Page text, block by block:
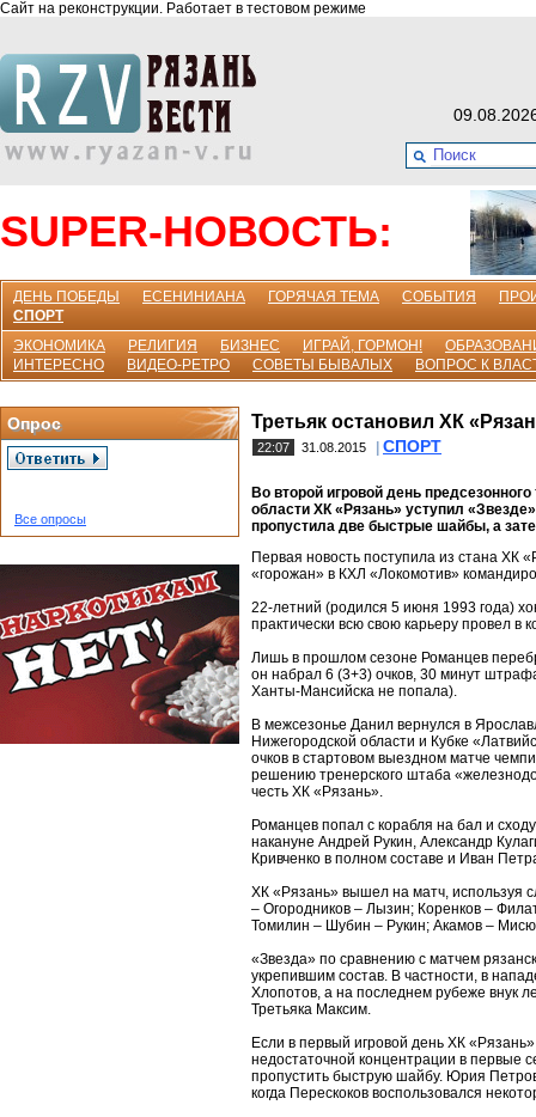
Сайт на реконструкции. Работает в тестовом режиме
SUPER-НОВОСТЬ:
ДЕНЬ ПОБЕДЫ ЕСЕНИНИАНА ГОРЯЧАЯ ТЕМА СОБЫТИЯ
СПОРТ
ЭКОНОМИКА
РЕЛИГИЯ БИЗНЕС ИГРАЙ, ГОРМОН!
ИНТЕРЕСНО
ВИДЕО-РЕТРО СОВЕТЫ БЫВАЛЫХ ВОПРОС К
Опрос
Все опросы
Третьяк остановил ХК
22:07 31.08.2015 СПОРТ
Во второй игровой день
области ХК «Рязань» уступил
пропустила две быстрые шайбы, а
Первая новость поступила из стана ХК
«горожан» в КХЛ «Локомотив»
22-летний (родился 5 июня 1993 года)
практически всю свою карьеру провел в
Лишь в прошлом сезоне Романцев
он набрал 6 (3+3) очков, 30 минут
Ханты-Мансийска не попала).
В межсезонье Данил вернулся в
Нижегородской области и Кубке
очков в стартовом выездном матче
решению тренерского штаба
честь ХК «Рязань».
Романцев попал с корабля на бал и
накануне Андрей Рукин, Александр
Кривченко в полном составе и Иван
ХК «Рязань» вышел на матч, используя
– Огородников – Лызин; Коренков –
Томилин – Шубин – Рукин; Акамов –
«Звезда» по сравнению с матчем
укрепившим состав. В частности, в
Хлопотов, а на последнем рубеже внук
Третьяка Максим.
Если в первый игровой день ХК
недостаточной концентрации в первые
пропустить быструю шайбу. Юрия
когда Перескоков воспользовался